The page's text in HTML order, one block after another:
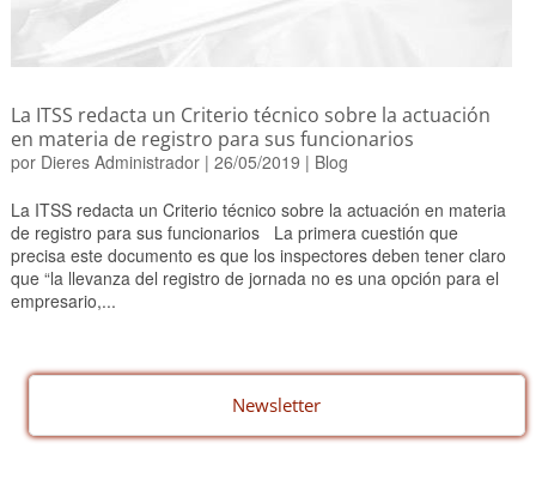
La ITSS redacta un Criterio técnico sobre la actuación
en materia de registro para sus funcionarios
por Dieres Administrador| 26/05/2019 | Blog
La ITSS redacta un Criterio técnico sobre la actuación en materia
de registro para sus funcionarios La primera cuestión que
precisa este documento es que los inspectores deben tener claro
que “la llevanza del registro de jornada no es una opción para el
empresario,...
Newsletter